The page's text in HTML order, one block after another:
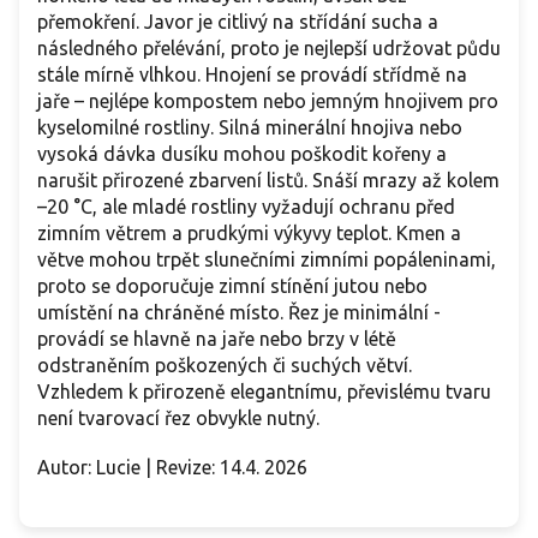
přemokření. Javor je citlivý na střídání sucha a
následného přelévání, proto je nejlepší udržovat půdu
stále mírně vlhkou. Hnojení se provádí střídmě na
jaře – nejlépe kompostem nebo jemným hnojivem pro
kyselomilné rostliny. Silná minerální hnojiva nebo
vysoká dávka dusíku mohou poškodit kořeny a
narušit přirozené zbarvení listů. Snáší mrazy až kolem
–20 °C, ale mladé rostliny vyžadují ochranu před
zimním větrem a prudkými výkyvy teplot. Kmen a
větve mohou trpět slunečními zimními popáleninami,
proto se doporučuje zimní stínění jutou nebo
umístění na chráněné místo. Řez je minimální -
provádí se hlavně na jaře nebo brzy v létě
odstraněním poškozených či suchých větví.
Vzhledem k přirozeně elegantnímu, převislému tvaru
není tvarovací řez obvykle nutný.
Autor: Lucie | Revize: 14.4. 2026